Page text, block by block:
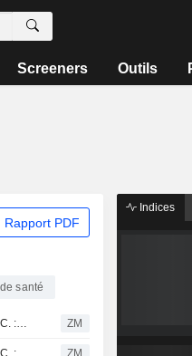
Screeners Outils
Rapport PDF
santé
UNIVERSAL HEALTH SERVICES, INC. : RBC Capital Markets maintient son opinion neutre ZM
UNIVERSAL HEALTH SERVICES, INC. : Goldman Sachs confirme sa recommandation neutre ZM
Indices